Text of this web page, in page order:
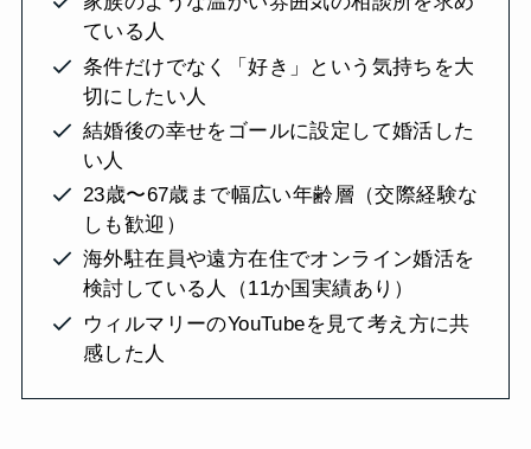
ている人
条件だけでなく「好き」という気持ちを大
切にしたい人
結婚後の幸せをゴールに設定して婚活した
い人
23歳〜67歳まで幅広い年齢層（交際経験な
しも歓迎）
海外駐在員や遠方在住でオンライン婚活を
検討している人（11か国実績あり）
ウィルマリーのYouTubeを見て考え方に共
感した人